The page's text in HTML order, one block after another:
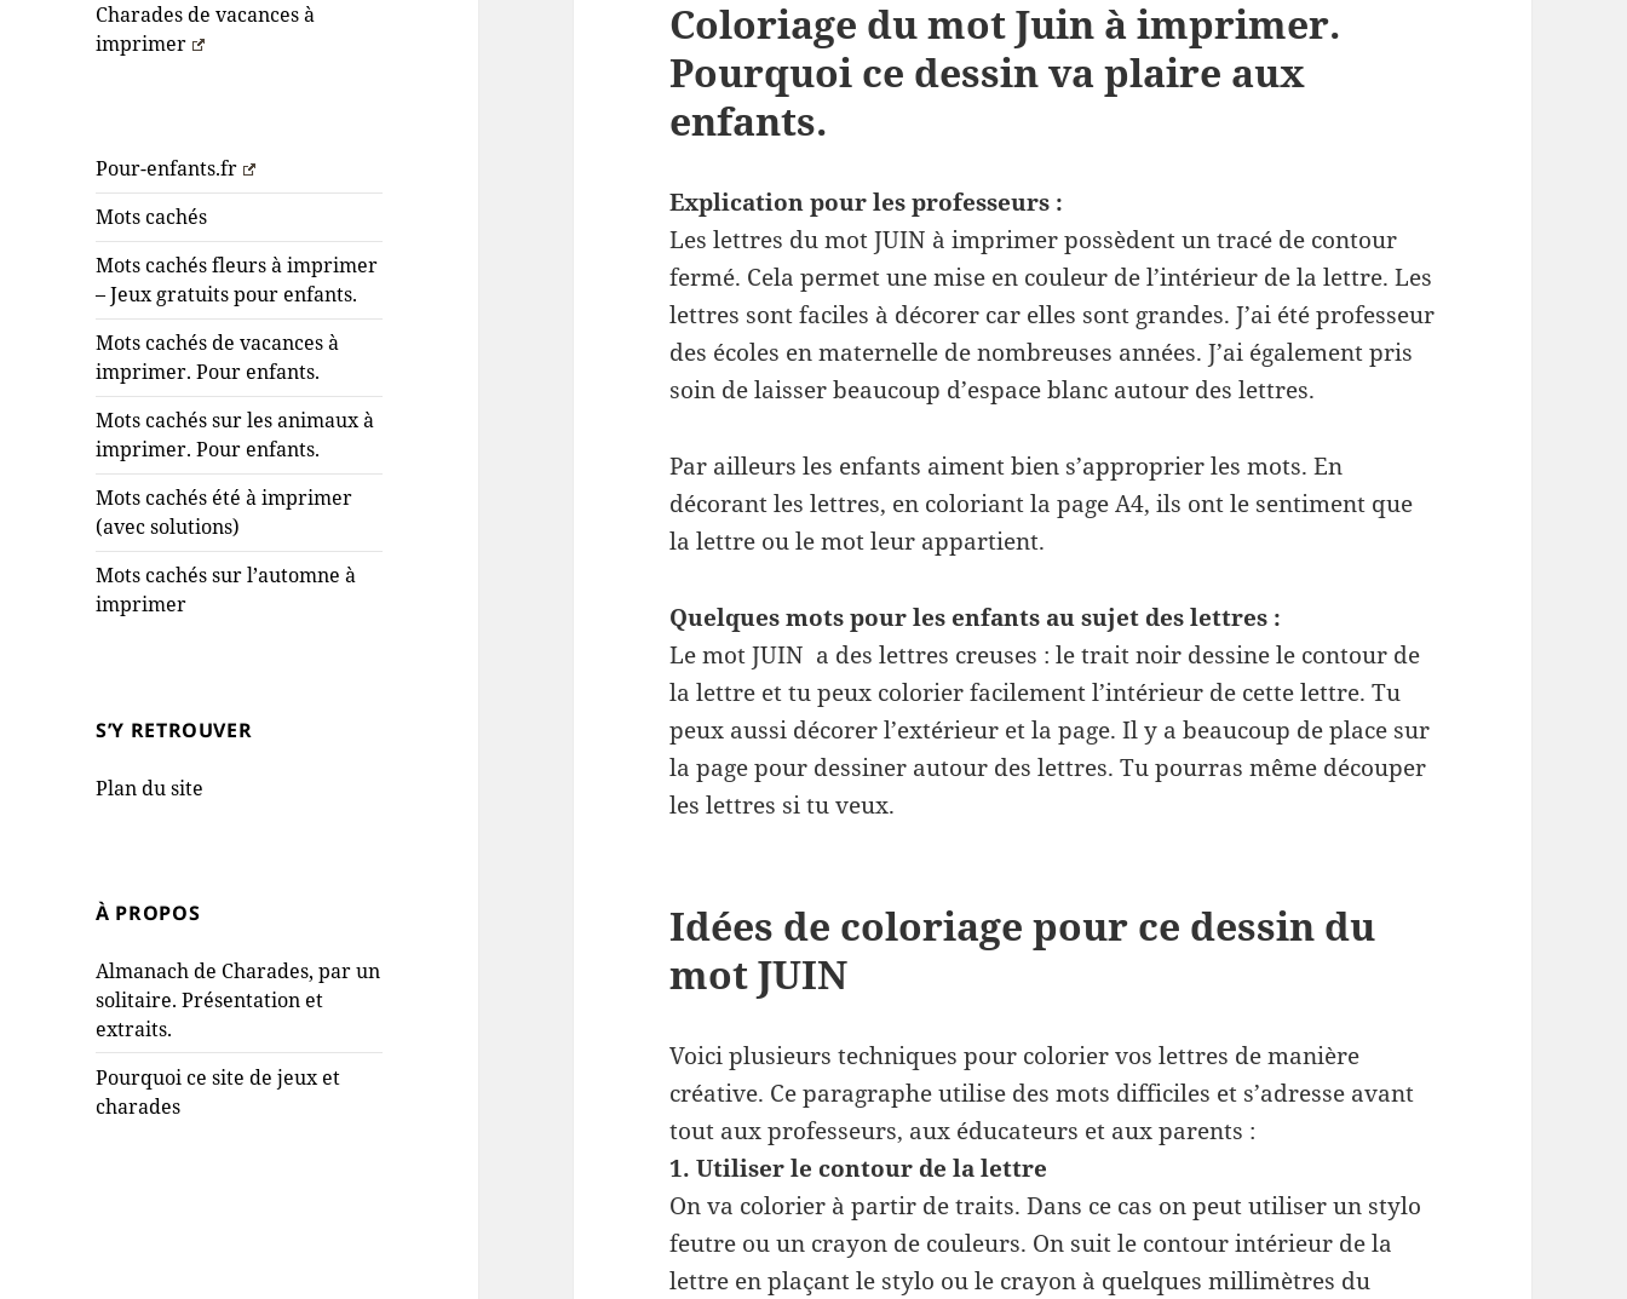
Charades de vacances à
imprimer
Pour-enfants.fr
Mots cachés
Mots cachés fleurs à imprimer
– Jeux gratuits pour enfants.
Mots cachés de vacances à
imprimer. Pour enfants.
Mots cachés sur les animaux à
imprimer. Pour enfants.
Mots cachés été à imprimer
(avec solutions)
Mots cachés sur l’automne à
imprimer
S’Y RETROUVER
Plan du site
À PROPOS
Almanach de Charades, par un
solitaire. Présentation et
extraits.
Pourquoi ce site de jeux et
charades
Coloriage du mot Juin à imprimer.
Pourquoi ce dessin va plaire aux
enfants.
Explication pour les professeurs :
Les lettres du mot JUIN à imprimer possèdent un tracé de contour
fermé. Cela permet une mise en couleur de l’intérieur de la lettre. Les
lettres sont faciles à décorer car elles sont grandes. J’ai été professeur
des écoles en maternelle de nombreuses années. J’ai également pris
soin de laisser beaucoup d’espace blanc autour des lettres.
Par ailleurs les enfants aiment bien s’approprier les mots. En
décorant les lettres, en coloriant la page A4, ils ont le sentiment que
la lettre ou le mot leur appartient.
Quelques mots pour les enfants au sujet des lettres :
Le mot JUIN a des lettres creuses : le trait noir dessine le contour de
la lettre et tu peux colorier facilement l’intérieur de cette lettre. Tu
peux aussi décorer l’extérieur et la page. Il y a beaucoup de place sur
la page pour dessiner autour des lettres. Tu pourras même découper
les lettres si tu veux.
Idées de coloriage pour ce dessin du
mot JUIN
Voici plusieurs techniques pour colorier vos lettres de manière
créative. Ce paragraphe utilise des mots difficiles et s’adresse avant
tout aux professeurs, aux éducateurs et aux parents :
1. Utiliser le contour de la lettre
On va colorier à partir de traits. Dans ce cas on peut utiliser un stylo
feutre ou un crayon de couleurs. On suit le contour intérieur de la
lettre en plaçant le stylo ou le crayon à quelques millimètres du